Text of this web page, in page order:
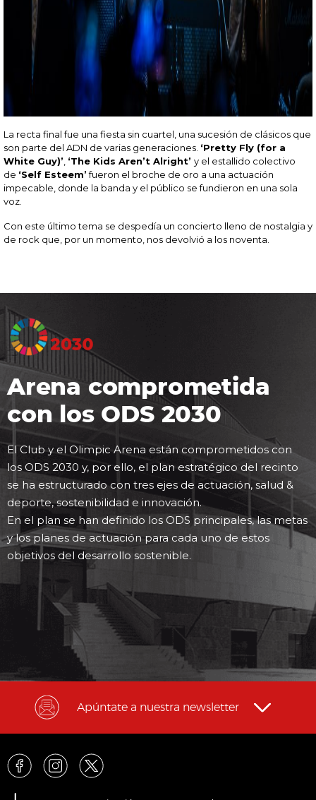
La recta final fue una fiesta sin cuartel, una sucesión de clásicos que
son parte del ADN de varias generaciones. ‘Pretty Fly (for a
White Guy)’ ‘The Kids Aren’t Alright’ y el estallido colectivo
de ‘Self Esteem’fueron el broche de oro a una actuación
impecable, donde la banda y el público se fundieron en una sola
voz.
Con este último tema se despedía un concierto lleno de nostalgia y
de rock que, por un momento, nos devolvió a los noventa.
Arena comprometida
con los ODS 2030
El Club y el Olimpic Arena están comprometidos con
los ODS 2030 y, por ello, el plan estratégico del recinto
se ha estructurado con tres ejes de actuación, salud &
deporte, sostenibilidad e innovación.
En el plan se han definido los ODS principales, las metas
y los planes de actuación para cada uno de estos
objetivos del desarrollo sostenible.
Apúntate a nuestra newsletter